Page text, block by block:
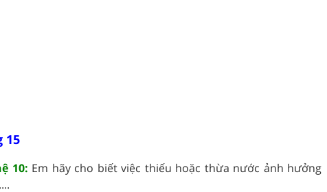
15
10: Em hãy cho biết việc thiếu hoặc thừa nước ảnh hưởng